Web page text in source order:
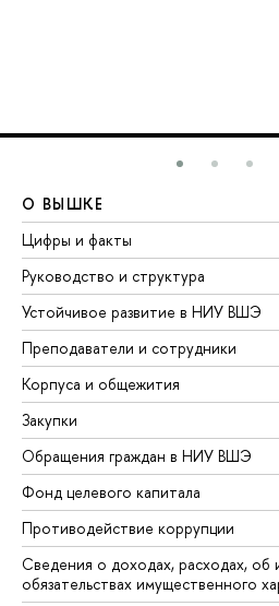
О ВЫШКЕ
Цифры и факты
Руководство и структура
Устойчивое развитие в НИУ ВШЭ
Преподаватели и сотрудники
Корпуса и общежития
Закупки
Обращения граждан в НИУ ВШЭ
Фонд целевого капитала
Противодействие коррупции
Сведения о доходах, расходах, об
обязательствах имущественного